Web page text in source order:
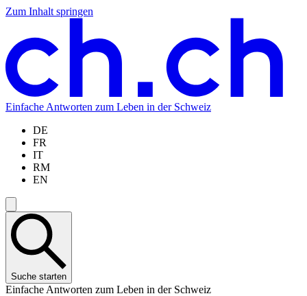
Zum Inhalt springen
Zum
springen
Zur
springen
Zur
springen
Zur
springen
Einfache Antworten zum Leben in der Schweiz
DE
FR
IT
RM
EN
Suche starten
Einfache Antworten zum Leben in der Schweiz